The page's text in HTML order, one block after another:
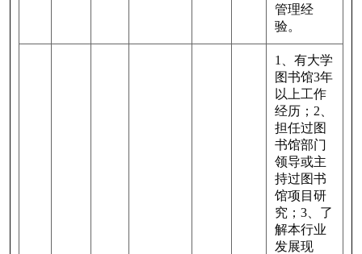
管理经
验。
1
、有大学
图书馆3年
以上工作
经历； 2
担任过图
书馆部门
领导或主
持过图书
馆项目研
究； 3、了
解本行业
发展现